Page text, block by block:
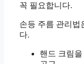
꼭 필요합니다.
손등 주름 관리법
다.
핸드 크림